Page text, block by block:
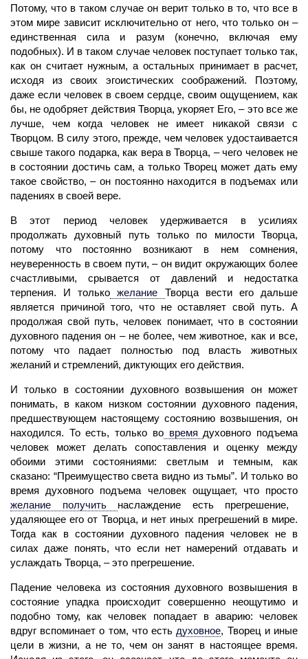
Потому, что в таком случае он верит только в то, что все в
этом мире зависит исключительно от него, что только он –
единственная сила и разум (конечно, включая ему
подобных). И в таком случае человек поступает только так,
как он считает нужным, а остальных принимает в расчет,
исходя из своих эгоистических соображений. Поэтому,
даже если человек в своем сердце, своим ощущением, как
бы, не одобряет действия Творца, укоряет Его, – это все же
лучше, чем когда человек не имеет никакой связи с
Творцом. В силу этого, прежде, чем человек удостаивается
свыше такого подарка, как вера в Творца, – чего человек не
в состоянии достичь сам, а только Творец может дать ему
такое свойство, – он постоянно находится в подъемах или
падениях в своей вере.
В этот период человекудерживается в усилиях
продолжать духовный путь только по милости Творца,
потому что постоянно возникают в нем сомнения,
неуверенность в своем пути, – он видит окружающих более
счастливыми, срывается от давлений и недостатка
терпения. И только желание Творца вести его дальше
является причиной того, что не оставляет свой путь. А
продолжая свой путь, человек понимает, что в состоянии
духовного падения он – не более, чем животное, как и все,
потому что падает полностью под власть животных
желаний и стремлений, диктующих его действия.
И только в состоянии духовного возвышения он может
понимать, в каком низком состоянии духовного падения,
предшествующем настоящему состоянию возвышения, он
находился. То есть, только вовремя духовного подъема
человек может делать сопоставления и оценку между
обоими этими состояниями: светлым и темным, как
сказано: “Преимущество света видно из тьмы”. И только во
время духовного подъема человек ощущает, что просто
желание получить наслаждение есть прегрешение,
удаляющее его от Творца, и нет иных прегрешений в мире.
Тогда как в состоянии духовного падения человек не в
силах даже понять, что если нет намерений отдавать и
услаждать Творца, – это прегрешение.
Падениечеловека из состояния духовного возвышения в
состояние упадка происходит совершенно неощутимо и
подобно тому, как человек попадает в аварию: человек
вдруг вспоминает о том, что есть духовное, Творец и иные
цели в жизни, а не то, чем он занят в настоящеевремя.